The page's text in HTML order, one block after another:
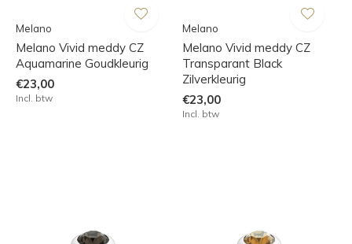
Melano
Melano Vivid meddy CZ
Aquamarine Goudkleurig
€23,00
Incl. btw
Melano
Melano Vivid meddy CZ
Transparant Black
Zilverkleurig
€23,00
Incl. btw